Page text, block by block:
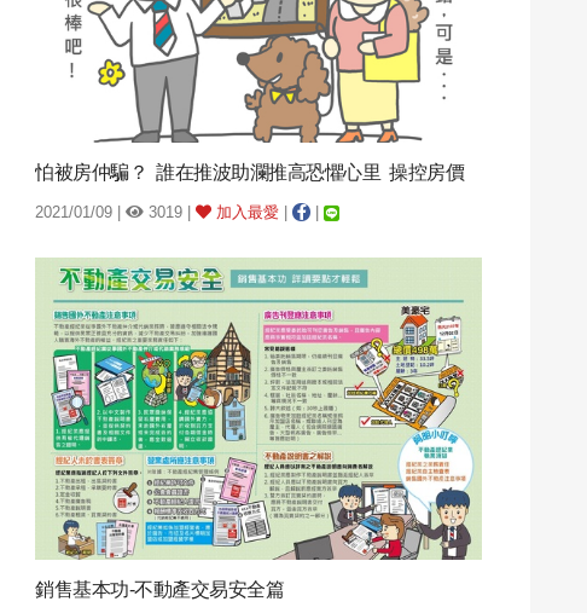
怕被房仲騙？ 誰在推波助瀾推高恐懼心里 操控房價
2021/01/09 | 3019 | 加入最愛
銷售基本功-不動產交易安全篇